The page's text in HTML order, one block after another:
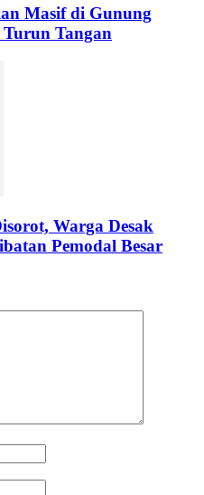
Masif di Gunung
Tangan
Warga Desak
Pemodal Besar